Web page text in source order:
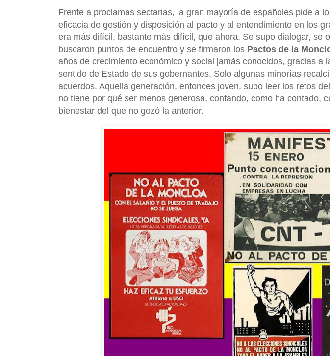
Frente a proclamas sectarias, la gran mayoría de españoles pide a
eficacia de gestión y disposición al pacto y al entendimiento en los
era más difícil, bastante más difícil, que ahora. Se supo dialogar, se
buscaron puntos de encuentro y se firmaron los Pactos de la
años de crecimiento económico y social jamás conocidos, gracias a
sentido de Estado de sus gobernantes. Solo algunas minorías
acuerdos. Aquella generación, entonces joven, supo leer los retos
no tiene por qué ser menos generosa, contando, como ha contado,
bienestar del que no gozó la anterior.